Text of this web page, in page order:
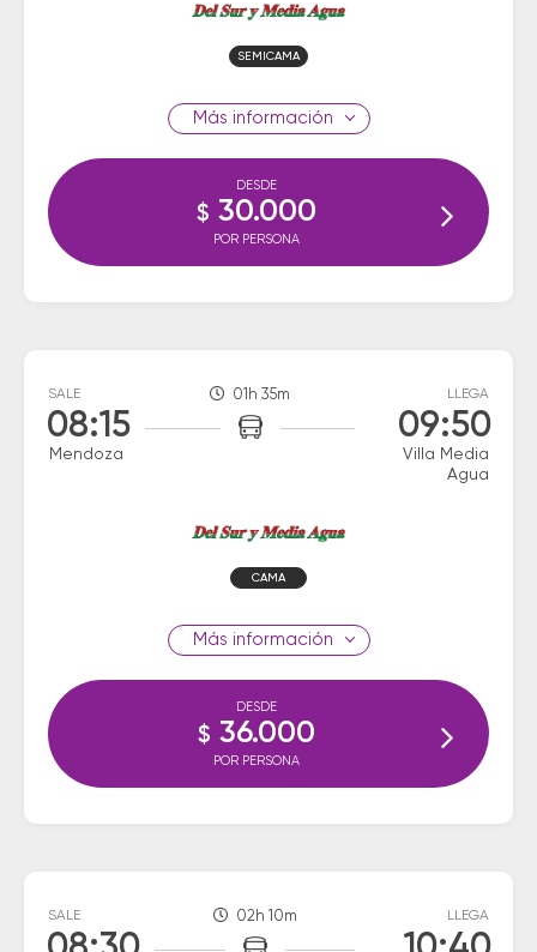
SEMICAMA
información
DESDE
$ 30.000
POR PERSONA
SALE
08:15
Mendoza
01h 35m LLEGA
09:50
Villa Media
Agua
CAMA
información
DESDE
$ 36.000
POR PERSONA
SALE 02h 10m LLEGA